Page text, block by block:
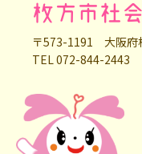
枚方市社
〒573-1191 大阪府
TEL 072-844-2443